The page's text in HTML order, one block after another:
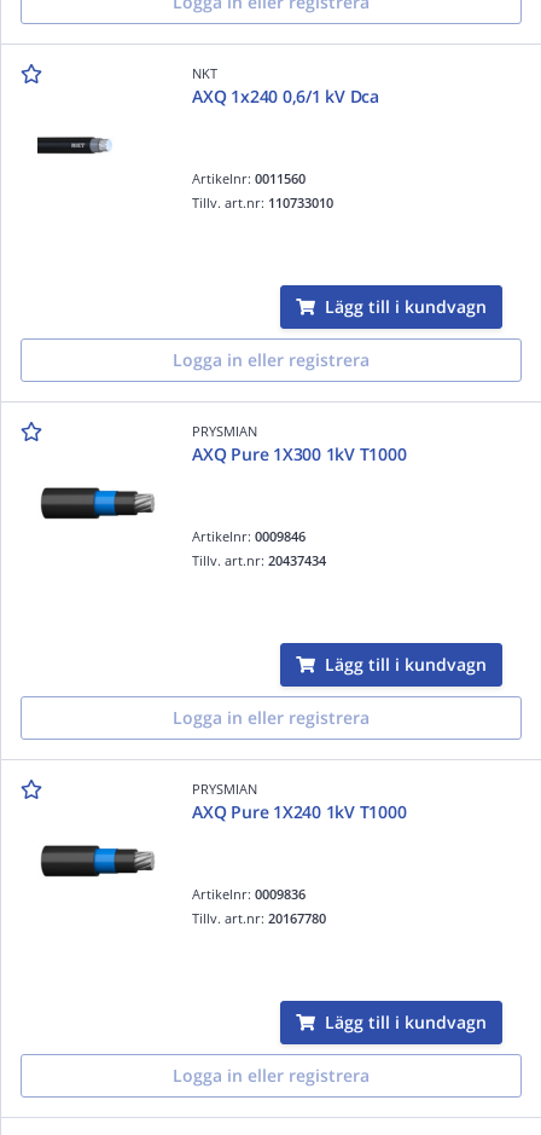
NKT
AXQ 1x240 0,6/1 kV Dca
Artikelnr:0011560
Tillv. art.nr: 110733010
Lägg till i kundvagn
Logga in eller registrera
PRYSMIAN
AXQ Pure 1X300 1kV T1000
Artikelnr:0009846
Tillv. art.nr:20437434
Lägg till i kundvagn
Logga in eller registrera
PRYSMIAN
AXQ Pure 1X240 1kV T1000
Artikelnr:0009836
Tillv. art.nr:20167780
Lägg till i kundvagn
Logga in eller registrera